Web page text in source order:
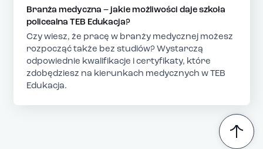
Branża medyczna – jakie możliwości daje szkoła
policealna TEB Edukacja?
Czy wiesz, że pracę w branży medycznej możesz
rozpocząć także bez studiów? Wystarczą
odpowiednie kwalifikacje i certyfikaty, które
zdobędziesz na kierunkach medycznych w TEB
Edukacja.